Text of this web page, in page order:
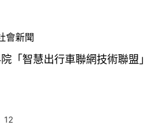
會新聞
「智慧出行車聯網技術聯盟
12